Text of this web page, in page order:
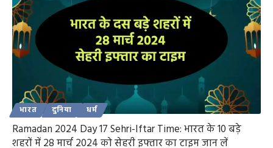
भारत दुनिया धर्म
Ramadan 2024 Day 17 Sehri-Iftar Time: भारत के 10 बड़े
शहरों में 28 मार्च 2024 को सेहरी इफ्तार का टाइम जान लें